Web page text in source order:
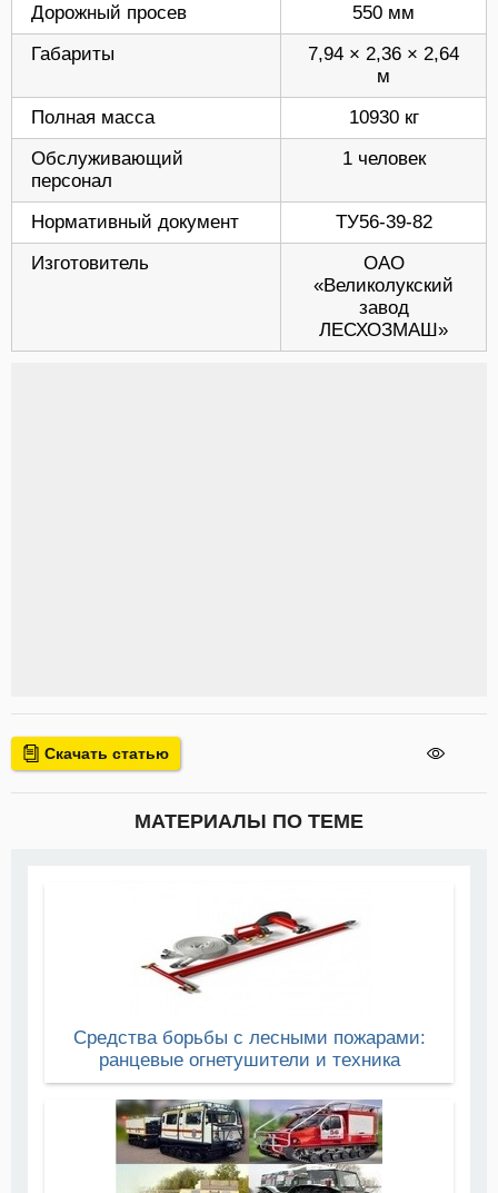
Дорожный просев
550 мм
Габариты
7,94 × 2,36 × 2,64
м
Полная масса
10930 кг
Обслуживающий
персонал
1 человек
Нормативный документ
ТУ56-39-82
Изготовитель
ОАО
«Великолукский
завод
ЛЕСХОЗМАШ»
Скачать статью
МАТЕРИАЛЫ ПО ТЕМЕ
Средства борьбы с лесными пожарами:
ранцевые огнетушители и техника